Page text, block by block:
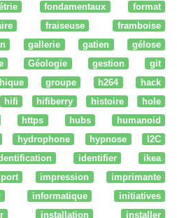
fondamentaux
format
fraiseuse
framboise
gallerie gatien
gélose
Géologie gestion
git
groupe h264
hack
hifi hifiberry histoire
hole
https hubs
humanoid
hydrophone hypnose
I2C
identifier
ikea
impression
imprimante
informatique
initiatives
installation installer